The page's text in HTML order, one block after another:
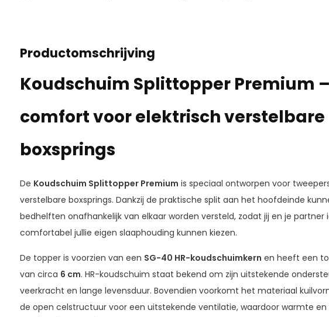
Productomschrijving
Koudschuim Splittopper Premium
comfort voor elektrisch verstelbare
boxsprings
De Koudschuim Splittopper Premium is speciaal ontworpen voor
verstelbare boxsprings. Dankzij de praktische split aan het hoofdeinde
bedhelften onafhankelijk van elkaar worden versteld, zodat jij en je partner
comfortabel jullie eigen slaaphouding kunnen kiezen.
De topper is voorzien van een SG-40 HR-koudschuimkern en heeft een
van circa 6 cm. HR-koudschuim staat bekend om zijn uitstekende
veerkracht en lange levensduur. Bovendien voorkomt het materiaal
de open celstructuur voor een uitstekende ventilatie, waardoor warmte